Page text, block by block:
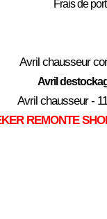
Frais de
Avril chausseur
Avril
Avril chausseur -
REMONTE